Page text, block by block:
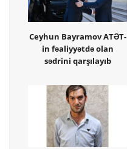
Ceyhun Bayramov ATƏT-
in fəaliyyətdə olan
sədrini qarşılayıb